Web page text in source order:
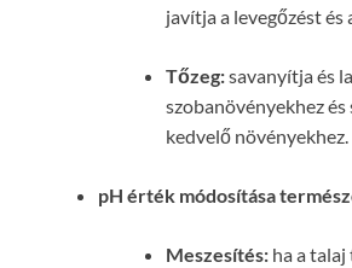
javítja a levegőzést és
Tőzeg:savanyítja és
szobanövényekhez
kedvelő növényekhez.
pH érték módosítása
Meszesítés: ha a talaj